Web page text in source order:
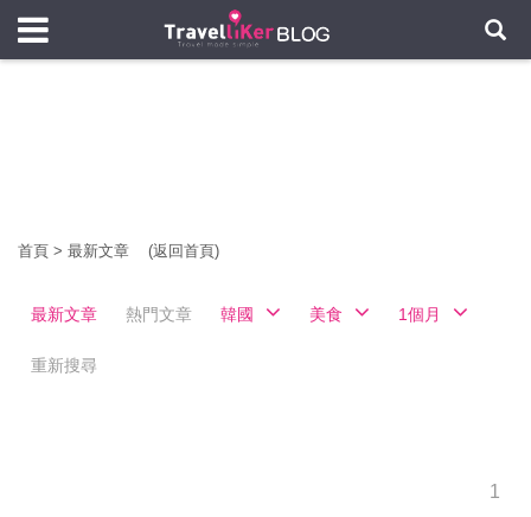
首頁 > 最新文章 (返回首頁)
最新文章 熱門文章 韓國 美食 1個月
重新搜尋
1